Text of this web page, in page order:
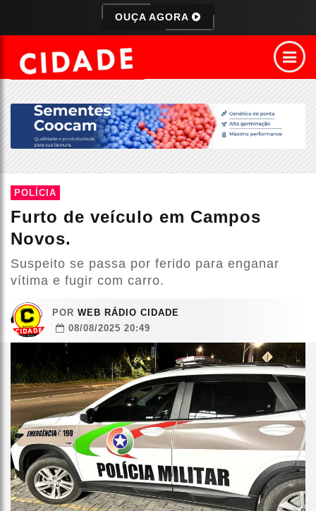
OUÇA AGORA
POLÍCIA
Furto de veículo em Campos
Novos.
Suspeito se passa por ferido para enganar
vítima e fugir com carro.
POR WEB RÁDIO CIDADE
08/08/2025 20:49